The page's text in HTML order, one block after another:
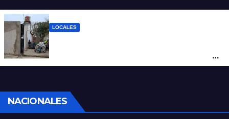
LOCALES
por la Justicia
NACIONALES